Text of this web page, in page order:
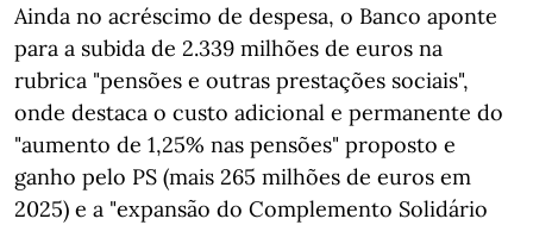
Ainda no acréscimo de despesa, o Banco aponte
para a subida de 2.339 milhões de euros na
rubrica "pensões e outras prestações sociais",
onde destaca o custo adicional e permanente do
"aumento de 1,25% nas pensões" proposto e
ganho pelo PS (mais 265 milhões de euros em
2025) e a "expansão do Complemento Solidário